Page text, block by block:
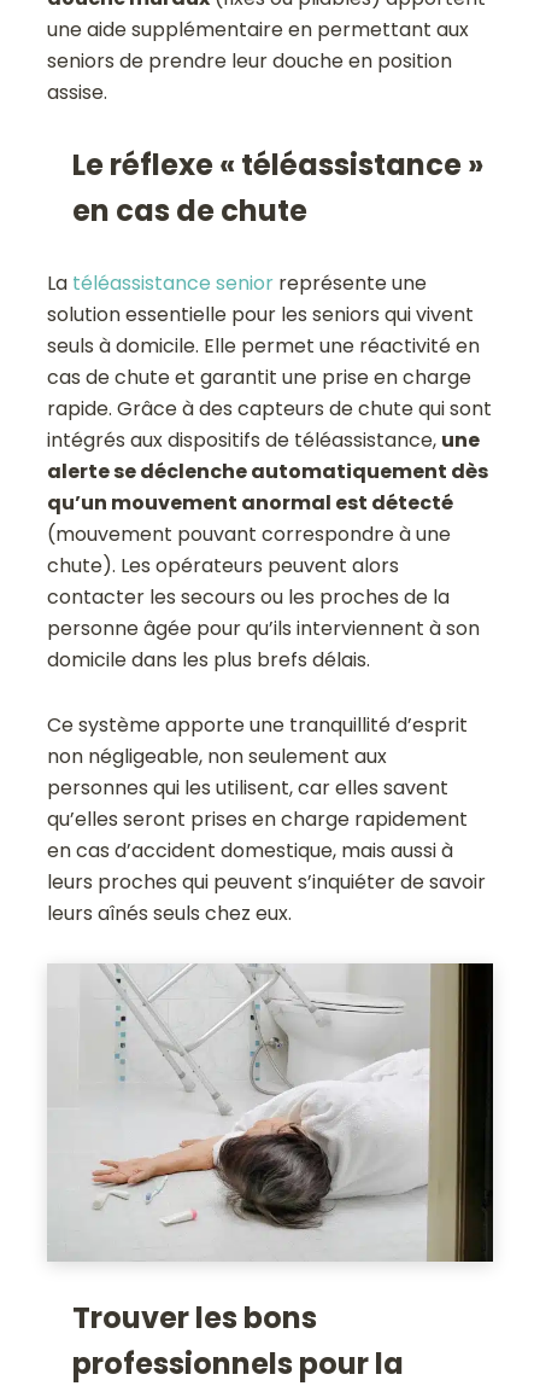
une aide supplémentaire en permettant aux
seniors de prendre leur douche en position
assise.
Le réflexe « téléassistance »
en cas de chute
La téléassistance senior représente une
solution essentielle pour les seniors qui vivent
seuls à domicile. Elle permet une réactivité en
cas de chute et garantit une prise en charge
rapide. Grâce à des capteurs de chute qui sont
intégrés aux dispositifs de téléassistance, une
alerte se déclenche automatiquement dès
qu’un mouvement anormal est détecté
(mouvement pouvant correspondre à une
chute). Les opérateurs peuvent alors
contacter les secours ou les proches de la
personne âgée pour qu’ils interviennent à son
domicile dans les plus brefs délais.
Ce système apporte une tranquillité d’esprit
non négligeable, non seulement aux
personnes qui les utilisent, car elles savent
qu’elles seront prises en charge rapidement
en cas d’accident domestique, mais aussi à
leurs proches qui peuvent s’inquiéter de savoir
leurs aînés seuls chez eux.
Trouver les bons
professionnels pour la